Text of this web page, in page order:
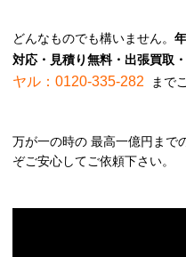
どんなものでも構いません。
対応・見積り無料・出張買取
ヤル：0120-335-282
まで
万が一の時の 最高一億円まで
ぞご安心してご依頼下さい。